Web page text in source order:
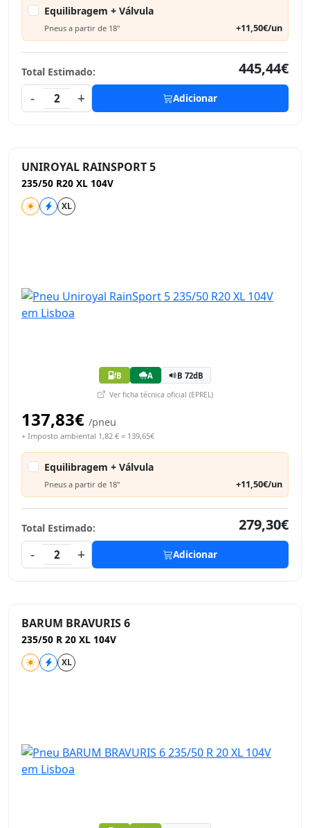
Equilibragem + Válvula
Pneus a partir de 18" +11,50€/un
Total Estimado:
445,44€
-
2 + Adicionar
UNIROYAL RAINSPORT 5
235/50 R20 XL 104V
XL
B A B 72dB
Ver ficha técnica oficial (EPREL)
137,83€ /pneu
+ Imposto ambiental 1,82 € = 139,65€
Equilibragem + Válvula
Pneus a partir de 18" +11,50€/un
Total Estimado:
279,30€
-
2 + Adicionar
BARUM BRAVURIS 6
235/50 R 20 XL 104V
XL